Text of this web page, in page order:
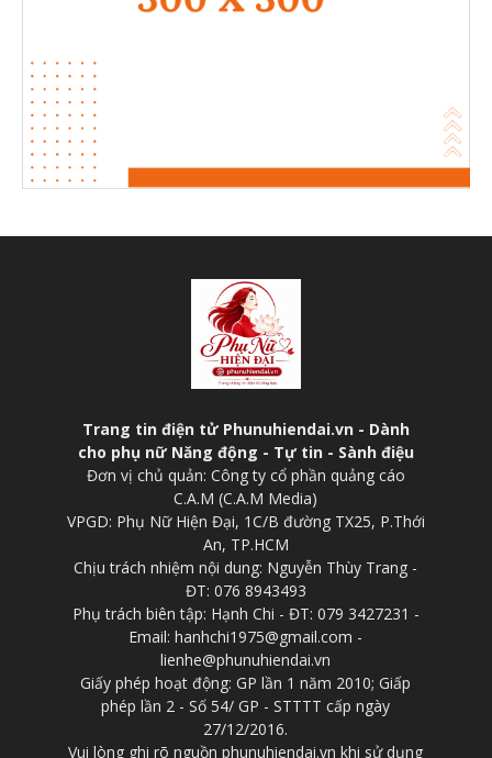
Trang tin điện tử Phunuhiendai.vn - Dành
cho phụ nữ Năng động - Tự tin - Sành điệu
Đơn vị chủ quản: Công ty cổ phần quảng cáo
C.A.M (C.A.M Media)
VPGD: Phụ Nữ Hiện Đại, 1C/B đường TX25, P.Thới
An, TP.HCM
Chịu trách nhiệm nội dung: Nguyễn Thùy Trang -
ĐT: 076 8943493
Phụ trách biên tập: Hạnh Chi - ĐT: 079 3427231 -
Email: hanhchi1975@gmail.com -
lienhe@phunuhiendai.vn
Giấy phép hoạt động: GP lần 1 năm 2010; Giấp
phép lần 2 - Số 54/ GP - STTTT cấp ngày
27/12/2016.
Vui lòng ghi rõ nguồn phunuhiendai.vn khi sử dụng